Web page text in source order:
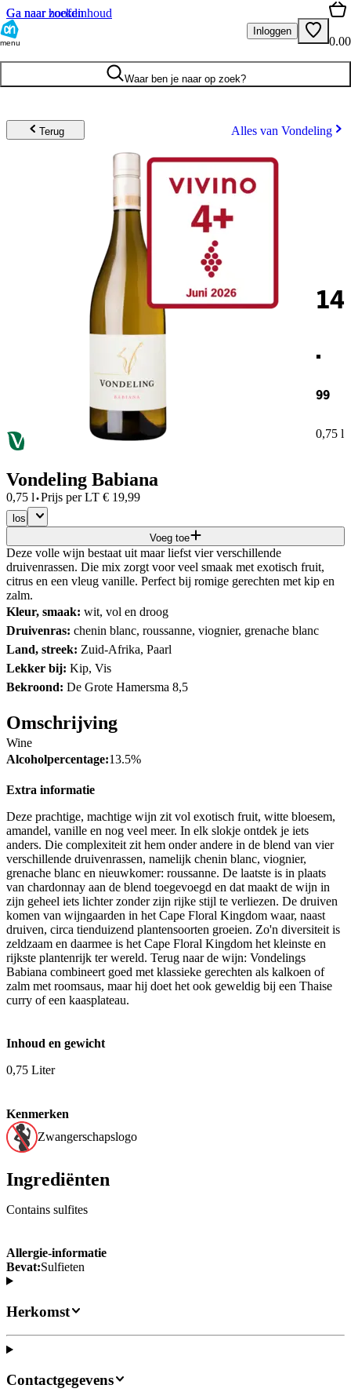
Ga naar hoofdinhoud
Ga naar zoeken
menu
Inloggen
0.00
Waar ben je naar op zoek?
Terug Alles van Vondeling
14
.
99
0,75 l
Vondeling Babiana
0,75 l·Prijs per LT € 19,99
los
Voeg toe
Deze volle wijn bestaat uit maar liefst vier verschillende
druivenrassen. Die mix zorgt voor veel smaak met exotisch fruit,
citrus en een vleug vanille. Perfect bij romige gerechten met kip en
zalm.
Kleur, smaak: wit, vol en droog
Druivenras: chenin blanc, roussanne, viognier, grenache blanc
Land, streek: Zuid-Afrika, Paarl
Lekker bij: Kip, Vis
Bekroond: De Grote Hamersma 8,5
Omschrijving
Wine
Alcoholpercentage:13.5%
Extra informatie
Deze prachtige, machtige wijn zit vol exotisch fruit, witte bloesem,
amandel, vanille en nog veel meer. In elk slokje ontdek je iets
anders. Die complexiteit zit hem onder andere in de blend van vier
verschillende druivenrassen, namelijk chenin blanc, viognier,
grenache blanc en nieuwkomer: roussanne. De laatste is in plaats
van chardonnay aan de blend toegevoegd en dat maakt de wijn in
zijn geheel iets lichter zonder zijn rijke stijl te verliezen. De druiven
komen van wijngaarden in het Cape Floral Kingdom waar, naast
druiven, circa tienduizend plantensoorten groeien. Zo'n diversiteit is
zeldzaam en daarmee is het Cape Floral Kingdom het kleinste en
rijkste plantenrijk ter wereld. Terug naar de wijn: Vondelings
Babiana combineert goed met klassieke gerechten als kalkoen of
zalm met roomsaus, maar hij doet het ook geweldig bij een Thaise
curry of een kaasplateau.
Inhoud en gewicht
0,75 Liter
Kenmerken
Zwangerschapslogo
Ingrediënten
Contains sulfites
Allergie-informatie
Bevat:Sulfieten
Herkomst
Contactgegevens